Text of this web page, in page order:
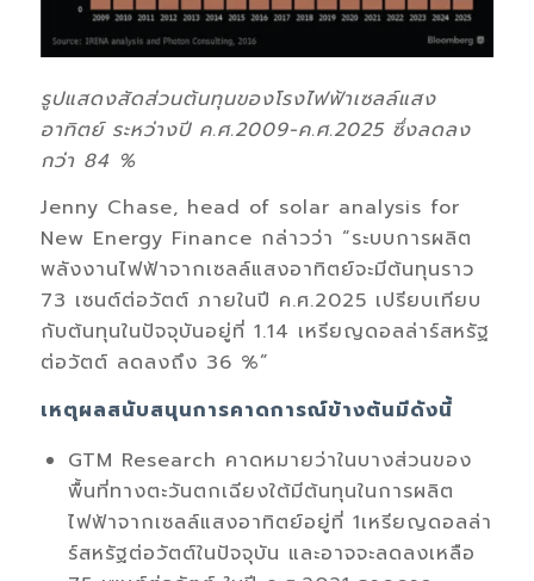
รูปแสดงสัดส่วนต้นทุนของโรงไฟฟ้าเซลล์แสง
อาทิตย์ ระหว่างปี ค.ศ.2009-ค.ศ.2025 ซึ่งลดลง
กว่า 84 %
Jenny Chase, head of solar analysis for
New Energy Finance กล่าวว่า “ระบบการผลิต
พลังงานไฟฟ้าจากเซลล์แสงอาทิตย์จะมีต้นทุนราว
73 เซนต์ต่อวัตต์ ภายในปี ค.ศ.2025 เปรียบเทียบ
กับต้นทุนในปัจจุบันอยู่ที่ 1.14 เหรียญดอลล่าร์สหรัฐ
ต่อวัตต์ ลดลงถึง 36 %”
เหตุผลสนับสนุนการคาดการณ์ข้างต้นมีดังนี้
GTM Research คาดหมายว่าในบางส่วนของ
พื้นที่ทางตะวันตกเฉียงใต้มีต้นทุนในการผลิต
ไฟฟ้าจากเซลล์แสงอาทิตย์อยู่ที่ 1เหรียญดอลล่า
ร์สหรัฐต่อวัตต์ในปัจจุบัน และอาจจะลดลงเหลือ